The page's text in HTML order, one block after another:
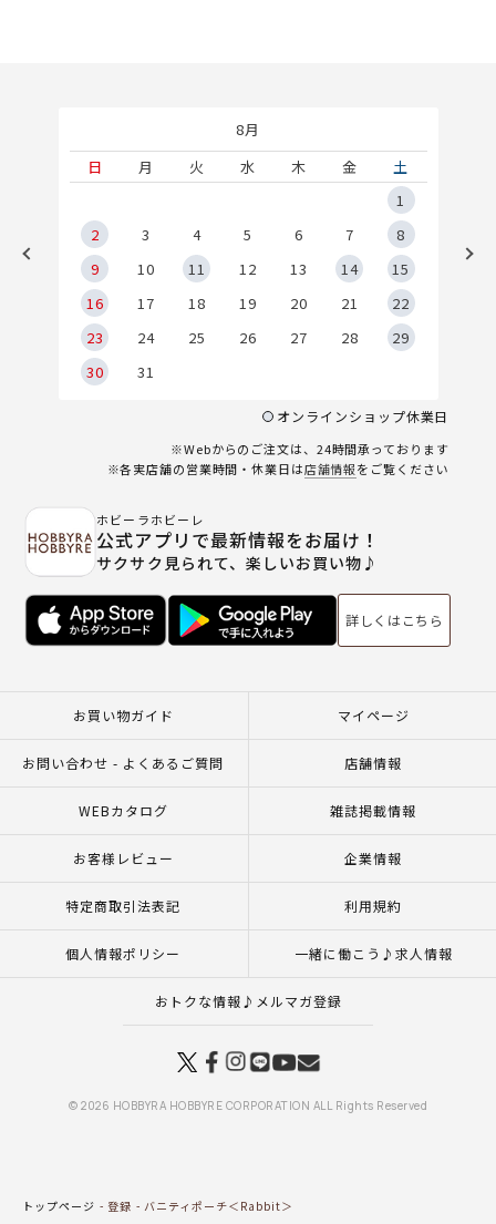
8月
日
月 火 水 木 金
土
1
2
3 4 5 6 7
8
9
10 11 12 13 14
15
16
17 18 19 20 21
22
23
24 25 26 27 28
29
30
31
オンラインショップ休業日
※Webからのご注文は、24時間承っております
※各実店舗の営業時間・休業日は店舗情報をご覧ください
ホビーラホビーレ
公式アプリで最新情報をお届け！
サクサク見られて、楽しいお買い物♪
詳しくはこちら
お買い物ガイド マイページ
お問い合わせ - よくあるご質問 店舗情報
WEBカタログ 雑誌掲載情報
お客様レビュー 企業情報
特定商取引法表記 利用規約
個人情報ポリシー 一緒に働こう♪求人情報
おトクな情報♪メルマガ登録
© 2026 HOBBYRA HOBBYRE CORPORATION ALL Rights Reserved
トップページ 登録
バニティポーチ＜Rabbit＞